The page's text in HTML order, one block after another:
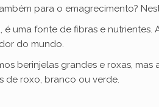
para o emagrecimento?
é uma fonte de fibras e
do mundo.
berinjelas grandes e roxas,
de roxo, branco ou verde.